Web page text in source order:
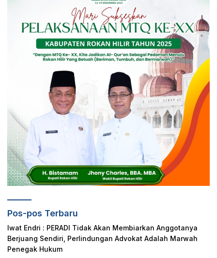
Pos-pos Terbaru
Iwat Endri : PERADI Tidak Akan Membiarkan Anggotanya
Berjuang Sendiri, Perlindungan Advokat Adalah Marwah
Penegak Hukum